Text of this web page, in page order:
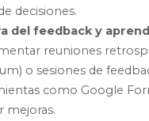
decisiones.
del feedback y
reuniones
o sesiones de
como Google
mejoras.